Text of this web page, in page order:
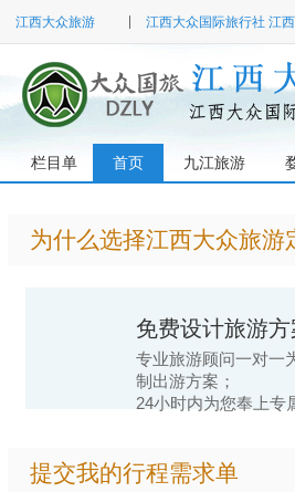
江西大众旅游 江西大众国际旅行社 江
栏目单 首页 九江旅游
为什么选择江西大众旅游
免费设计旅游方
专业旅游顾问一对一
制出游方案；
24小时内为您奉上专
提交我的行程需求单